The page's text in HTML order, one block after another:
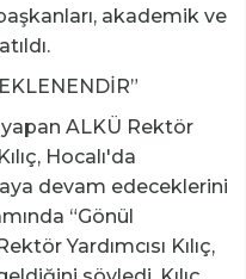
akademik ve
yapan ALKÜ Rektör
Hocalı'da
devam edeceklerini
“Gönül
Yardımcısı Kılıç,